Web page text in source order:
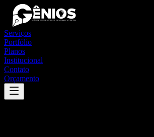
Serviços
Portfólio
Planos
Institucional
Contato
Orçamento